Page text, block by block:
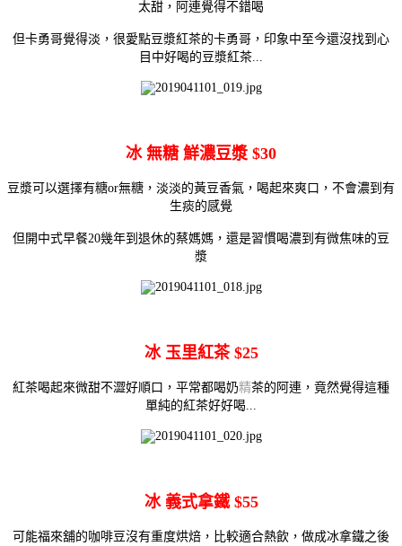
太甜， 阿連覺得不錯喝
但卡勇哥覺得淡，很愛點豆漿紅茶的卡勇哥，印象中至今還沒找到心
目中好喝的豆漿紅茶...
冰 無糖 鮮濃豆漿 $30
豆漿可以選擇有糖or無糖，淡淡的黃豆香氣，喝起來爽口，不會濃到有
生痰的感覺
但開中式早餐20幾年到退休的蔡媽媽，還是習慣喝濃到有微焦味的豆
漿
冰 玉里紅茶 $25
紅茶喝起來微甜不澀好順口，平常都喝奶精茶的阿連，竟然覺得這種
單純的紅茶好好喝...
冰 義式拿鐵 $55
可能福來舖的咖啡豆沒有重度烘焙，比較適合熱飲， 做成冰拿鐵之後